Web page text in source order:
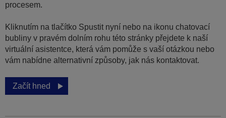
procesem.
Kliknutím na tlačítko Spustit nyní nebo na ikonu chatovací
bubliny v pravém dolním rohu této stránky přejdete k naší
virtuální asistentce, která vám pomůže s vaší otázkou nebo
vám nabídne alternativní způsoby, jak nás kontaktovat.
Začít hned